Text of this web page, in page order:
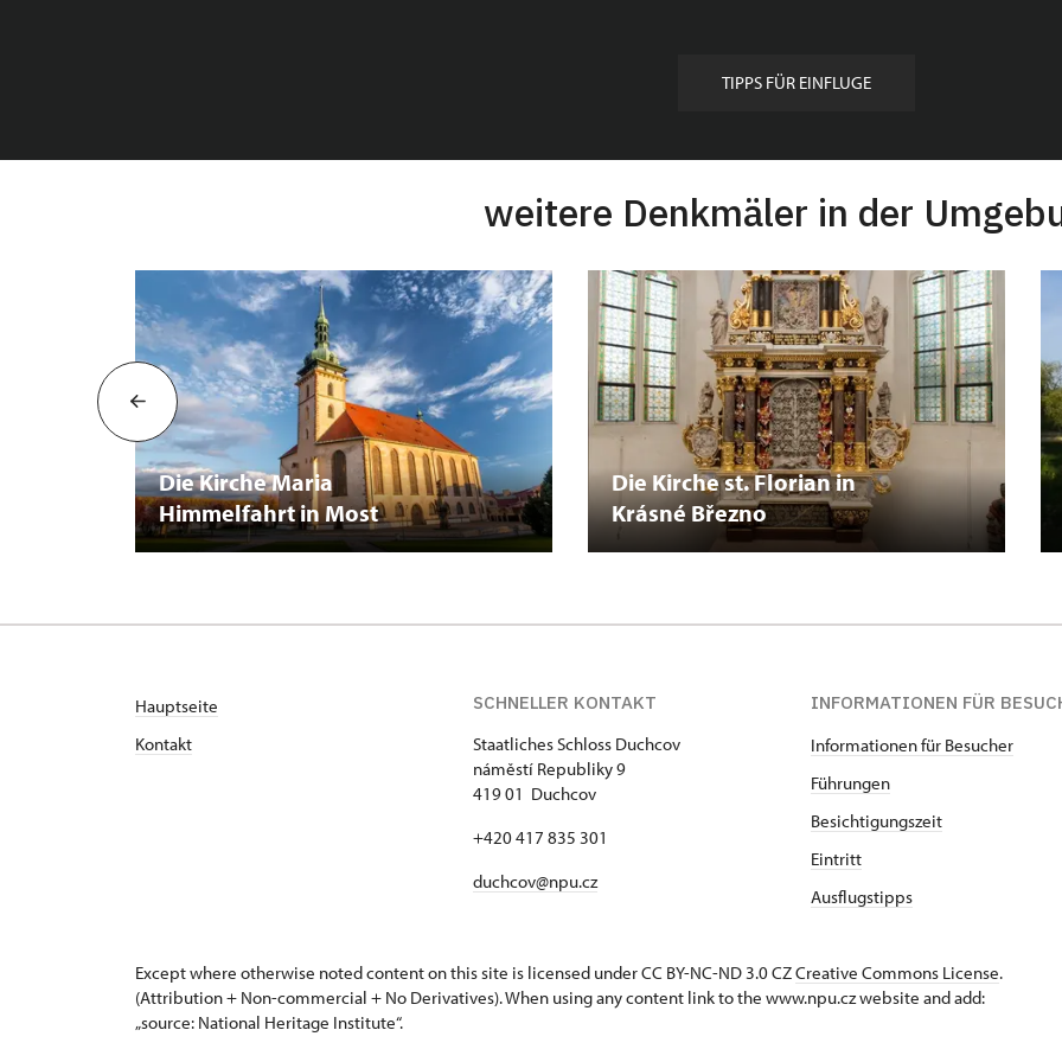
TIPPS FÜR EINFLUGE
weitere Denkmäler in der
Die Kirche Maria
Himmelfahrt in Most
Die Kirche st. Florian in
Krásné Březno
Hauptseite
Kontakt
SCHNELLER KONTAKT
Staatliches Schloss Duchcov
náměstí Republiky 9
419 01 Duchcov
+420 417 835 301
duchcov@npu.cz
INFORMATIONEN FÜR
Informationen für Besucher
Führungen
Besichtigungszeit
Eintritt
Ausflugstipps
Except where otherwise noted content on this site is licensed under CC BY-NC-ND 3.0 CZCreative Commons License.
(Attribution + Non-commercial + No Derivatives). When using any content link to the www.npu.cz website and add:
„source: National Heritage Institute“.